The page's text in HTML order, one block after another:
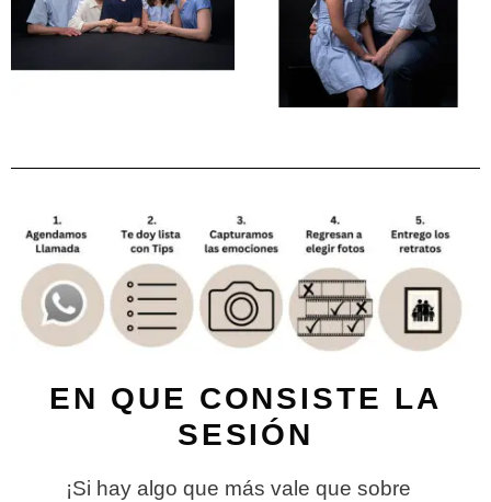
EN QUE CONSISTE LA
SESIÓN
¡Si hay algo que más vale que sobre